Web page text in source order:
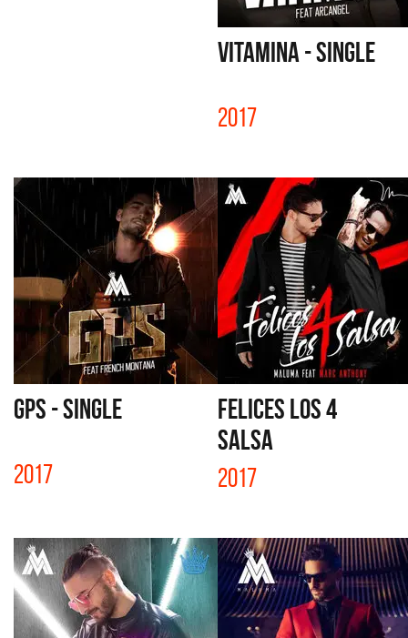
VITAMINA - SINGLE
2017
GPS - SINGLE
2017
FELICES LOS 4
SALSA
2017